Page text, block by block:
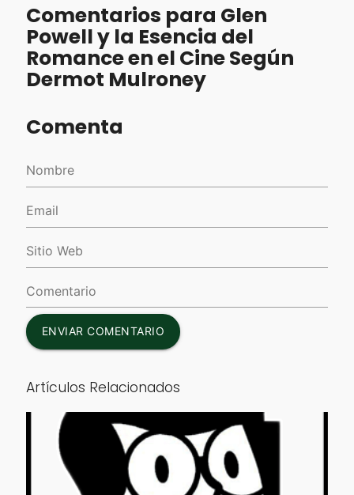
Comentarios para Glen
Powell y la Esencia del
Romance en el Cine Según
Dermot Mulroney
Comenta
ENVIAR COMENTARIO
Artículos Relacionados